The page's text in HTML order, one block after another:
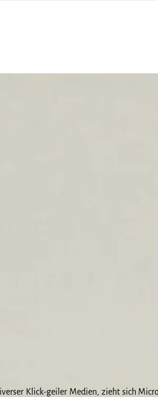
Klick-geiler Medien, zieht sich